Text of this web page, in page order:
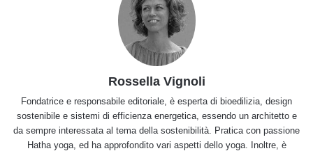
Rossella Vignoli
Fondatrice e responsabile editoriale, è esperta di bioedilizia, design
sostenibile e sistemi di efficienza energetica, essendo un architetto e
da sempre interessata al tema della sostenibilità. Pratica con passione
Hatha yoga, ed ha approfondito vari aspetti dello yoga. Inoltre, è